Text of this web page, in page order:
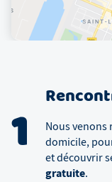
1
Nous venons
domicile,
et découvrir
gratuite.